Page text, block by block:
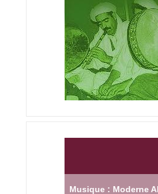
Musique : Moderne